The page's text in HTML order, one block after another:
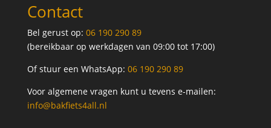
Contact
Bel gerust op: 06 190 290 89
(bereikbaar op werkdagen van 09:00 tot 17:00)
Of stuur een WhatsApp: 06 190 290 89
Voor algemene vragen kunt u tevens e-mailen:
info@bakfiets4all.nl